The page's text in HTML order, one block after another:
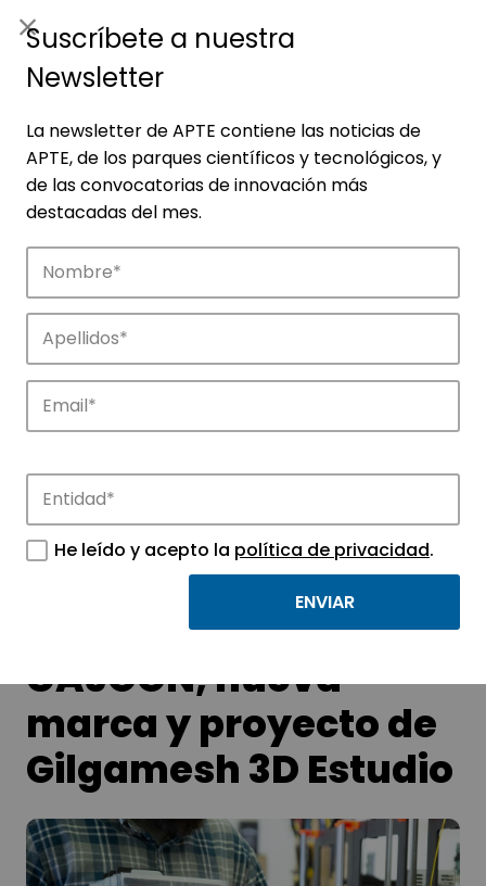
Noticias
Conoce las noticias más destacadas de
APTE y sus parques científicos y
tecnológicos.
CAJOON, nueva
marca y proyecto de
Gilgamesh 3D Estudio
Suscríbete a nuestra
Newsletter
La newsletter de APTE contiene las noticias de
APTE, de los parques científicos y tecnológicos, y
de las convocatorias de innovación más
destacadas del mes.
He leído y acepto la política de privacidad.